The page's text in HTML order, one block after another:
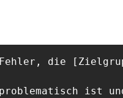
die
ist